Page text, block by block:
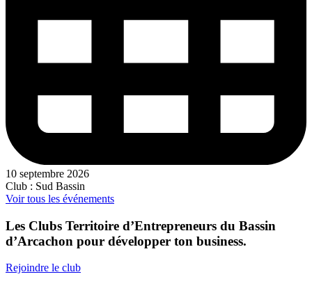
10 septembre 2026
Club : Sud Bassin
Voir tous les événements
Les Clubs Territoire d’Entrepreneurs du Bassin
d’Arcachon pour développer ton business.
Rejoindre le club